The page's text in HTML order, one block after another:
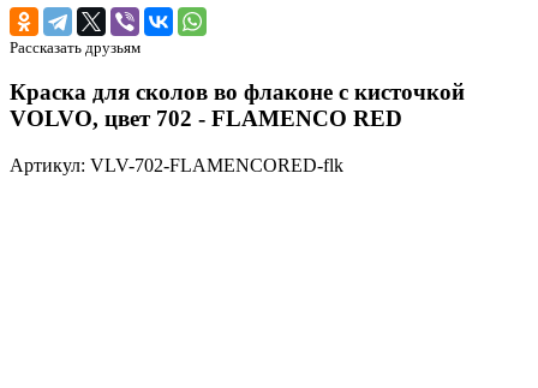
Рассказать друзьям
Краска для сколов во флаконе с кисточкой
VOLVO, цвет 702 - FLAMENCO RED
Артикул: VLV-702-FLAMENCORED-flk